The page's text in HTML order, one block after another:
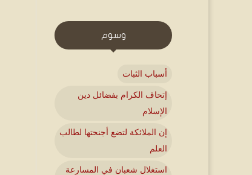
وسوم
أسباب الثبات
إتحاف الكرام بفضائل دين
الإسلام
إن الملائكة لتضع أجنحتها لطالب
العلم
استغلال شعبان في المسارعة